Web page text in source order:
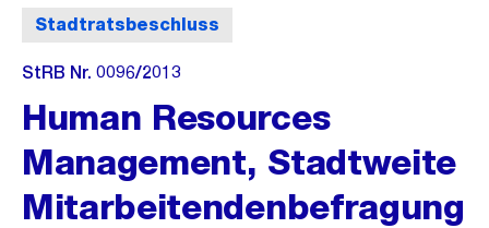
Stadtratsbeschluss
StRB Nr. 0096/2013
Human Resources
Management, Stadtweite
Mitarbeitendenbefragung